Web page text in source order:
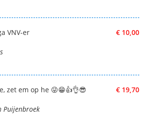
€ 10,00
VNV-er
€ 19,70
zet em op he 😜😁👍👌😎
Puijenbroek